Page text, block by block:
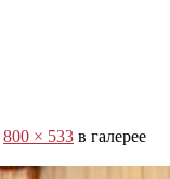
800 × 533 в галерее